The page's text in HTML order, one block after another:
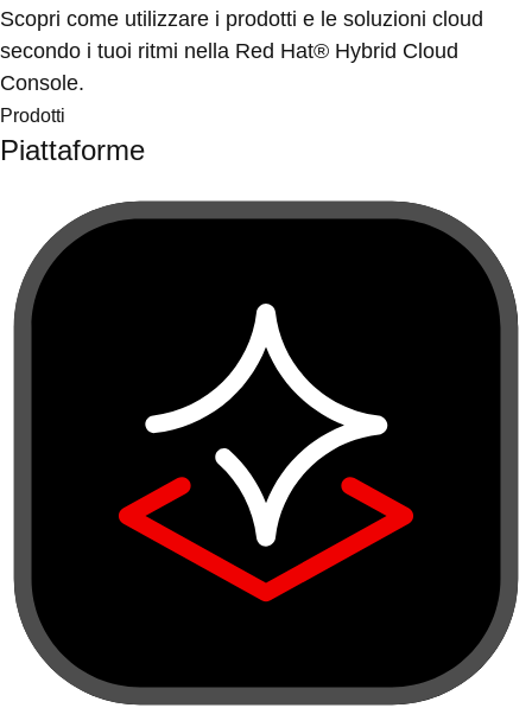
Scopri come utilizzare i prodotti e le soluzioni cloud
secondo i tuoi ritmi nella Red Hat® Hybrid Cloud
Console.
Prodotti
Piattaforme